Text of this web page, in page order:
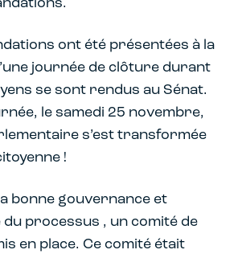
ont été présentées à la
journée de clôture durant
se sont rendus au Sénat.
le samedi 25 novembre,
s’est transformée
!
bonne gouvernance et
du processus , un comité de
en place. Ce comité était